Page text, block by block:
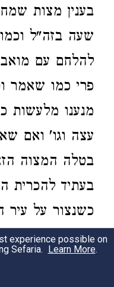
בענין מצות
שעה בזה"ל
להלחם עם
פרי כמו שאמר
מנענו מלעשות
עצה וגו' ואם
בטלה המצוה
בעתיד להכרית
כשנצור על עיר
אבל זה המעשה
ותמהת מדברי
experience possible on
Sefaria. Learn More.